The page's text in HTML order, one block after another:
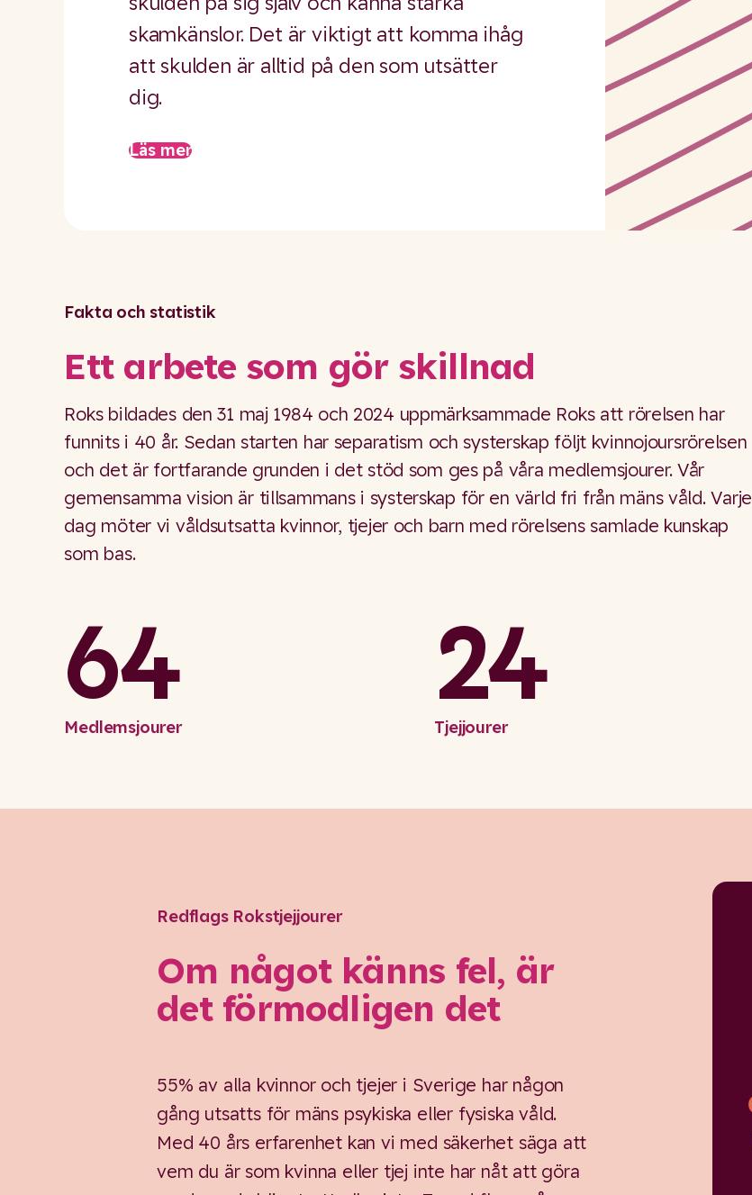
skamkänslor. Det är viktigt att komma ihåg
att skulden är alltid på den som utsätter
dig.
Läs mer
Fakta och statistik
Ett arbete som gör skillnad
Roks bildades den 31 maj 1984 och 2024 uppmärksammade Roks att rörelsen har
funnits i 40 år. Sedan starten har separatism och systerskap följt kvinnojoursrörelsen
och det är fortfarande grunden i det stöd som ges på våra medlemsjourer. Vår
gemensamma vision är tillsammans i systerskap för en värld fri från mäns våld. Varje
dag möter vi våldsutsatta kvinnor, tjejer och barn med rörelsens samlade kunskap
som bas.
64
Medlemsjourer
24
Tjejjourer
Redflags Rokstjejjourer
Om något känns fel, är
det förmodligen det
55% av alla kvinnor och tjejer i Sverige har någon
gång utsatts för mäns psykiska eller fysiska våld.
Med 40 års erfarenhet kan vi med säkerhet säga att
vem du är som kvinna eller tjej inte har nåt att göra